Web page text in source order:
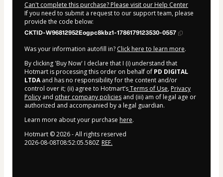
Can't complete this purchase? Please visit our Help Center
If you need to submit a request to our support team, please
provide the code below:
CKTID-W96812952Eogpc8kbz1-1786179123530-0557
Was your information autofill in? Click here to learn more.
By clicking 'Buy Now' I declare that I (i) understand that
Hotmart is processing this order on behalf of PD DIGITAL
LTDAand has no responsibility for the content and/or
control over it; (ii) agree to Hotmart’sTerms of Use, Privacy
Policy and other company policies and (iii) am of legal age or
authorized and accompanied by a legal guardian.
Learn more about your purchase here.
Hotmart ©2026- All rights reserved
2026-08-08T08:52:05.580Z REF.